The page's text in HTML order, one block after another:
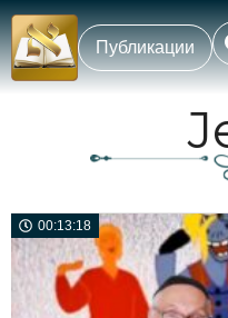
Публикации
00:13:18